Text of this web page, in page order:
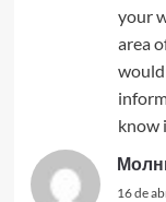
your
area
know
16 de